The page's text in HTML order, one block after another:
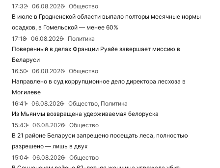
17:32
06.08.2026
Общество
В июле в Гродненской области выпало полторы месячные нормы
осадков, в Гомельской — менее 60%
17:18
06.08.2026
Политика
Поверенный в делах Франции Руайе завершает миссию в
Беларуси
16:50
06.08.2026
Общество
Направлено в суд коррупционное дело директора лесхоза в
Могилеве
16:41
06.08.2026
Общество, Политика
Из Мьянмы возвращена удерживаемая белоруска
15:43
06.08.2026
Общество
В 21 районе Беларуси запрещено посещать леса, полностью
разрешено — лишь в двух
15:04
06.08.2026
Общество